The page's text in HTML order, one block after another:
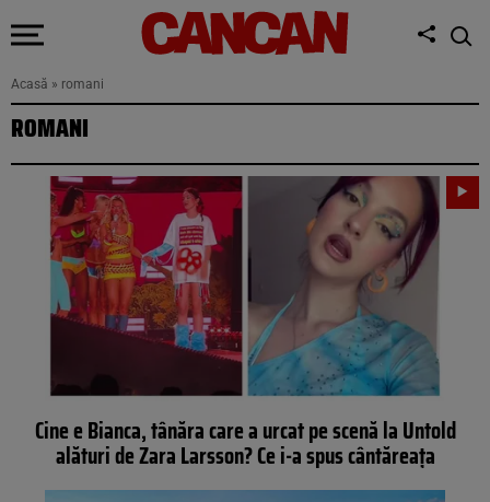
Acasă » romani
ROMANI
Cine e Bianca, tânăra care a urcat pe scenă la Untold
alături de Zara Larsson? Ce i-a spus cântăreața